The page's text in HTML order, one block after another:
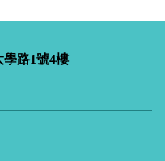
學路1號4樓